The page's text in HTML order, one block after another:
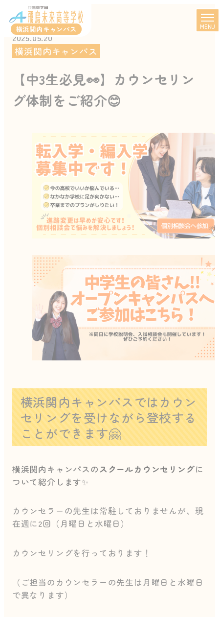
横浜関内キャンパス MENU
【中3生必見👀】カウンセリン
グ体制をご紹介😊
2025.05.20
横浜関内キャンパス
横浜関内キャンパスではカウン
セリングを受けながら登校する
ことができます🤗
横浜関内キャンパスのスクールカウンセリングに
ついて紹介します✨
カウンセラーの先生は常駐しておりませんが、現
在週に2回（月曜日と水曜日）
カウンセリングを行っております！
（ご担当のカウンセラーの先生は月曜日と水曜日
で異なります）